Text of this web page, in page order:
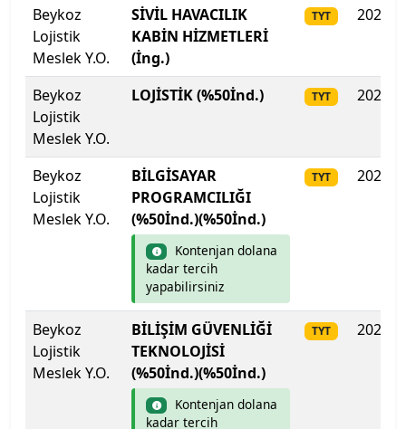
Kocaeli Üniversitesi
Koç Üniversitesi
Konya Gıda ve Tarım Üniversitesi
Konya Teknik Üniversitesi
KTO Karatay Üniversitesi
Kütahya Dumlupınar Üniversitesi
Kütahya Sağlık Bilimleri Üniversitesi
Lefke Avrupa Üniversitesi
Lokman Hekim Üniversitesi
Malatya Turgut Özal Üniversitesi
Beykoz
Lojistik
Meslek Y.O.
SİVİL HAVACILIK
KABİN HİZMETLERİ
(İng.)
TYT 2025
Beykoz
Lojistik
Meslek Y.O.
LOJİSTİK (%50İnd.) TYT 2025
Beykoz
Lojistik
Meslek Y.O.
BİLGİSAYAR
PROGRAMCILIĞI
(%50İnd.)(%50İnd.)
Kontenjan dolana
kadar tercih
yapabilirsiniz
TYT 2025
Beykoz
Lojistik
Meslek Y.O.
BİLİŞİM GÜVENLİĞİ
TEKNOLOJİSİ
(%50İnd.)(%50İnd.)
Kontenjan dolana
kadar tercih
TYT 2025